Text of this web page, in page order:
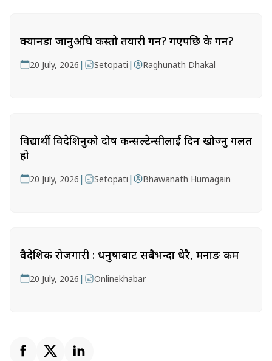
क्यानडा जानुअघि कस्तो तयारी गर्ने? गएपछि के गर्ने?
20 July, 2026 | Setopati | Raghunath Dhakal
विद्यार्थी विदेशिनुको दोष कन्सल्टेन्सीलाई दिन खोज्नु गलत
हो
20 July, 2026 | Setopati | Bhawanath Humagain
वैदेशिक रोजगारी : धनुषाबाट सबैभन्दा धेरै, मनाङ कम
20 July, 2026 | Onlinekhabar